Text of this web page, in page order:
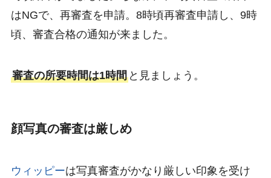
はNGで、再審査を申請。8時頃再審査申請し、9時
頃、審査合格の通知が来ました。
審査の所要時間は1時間と見ましょう。
顔写真の審査は厳しめ
ウィッピーは写真審査がかなり厳しい印象を受け